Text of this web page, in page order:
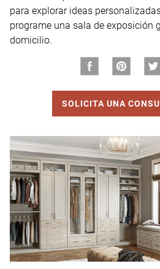
para explorar ideas
programe una sala de exposición
domicilio.
SOLICITA UNA